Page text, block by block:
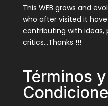
This WEB grows and
who after visited it
contributing with ideas,
critics…Thanks !!!
Términos y